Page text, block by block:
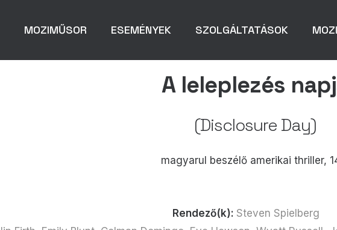
MOZIMŰSOR ESEMÉNYEK SZOLGÁLTATÁSOK
A leleplezés
(Disclosure Day)
magyarul beszélő amerikai thriller,
Rendező(k): Steven Spielberg